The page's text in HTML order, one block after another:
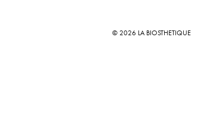
© 2026 LA BIOSTHETIQUE